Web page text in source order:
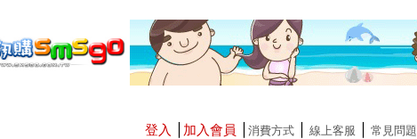
登入 加入會員 消費方式 線上客服 常見問題